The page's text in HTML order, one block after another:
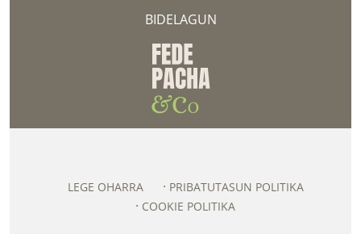
BIDELAGUN
LEGE OHARRA
PRIBATUTASUN POLITIKA
COOKIE POLITIKA